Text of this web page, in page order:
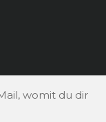
womit du dir